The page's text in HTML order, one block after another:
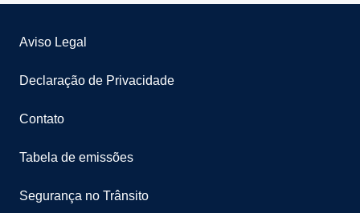
Aviso Legal
Declaração de Privacidade
Contato
Tabela de emissões
Segurança no Trânsito